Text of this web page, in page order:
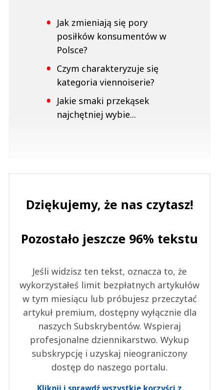
Jak zmieniają się pory
posiłków konsumentów w
Polsce?
Czym charakteryzuje się
kategoria viennoiserie?
Jakie smaki przekąsek
najchętniej wybie...
Dziękujemy, że nas czytasz!
Pozostało jeszcze 96% tekstu
Jeśli widzisz ten tekst, oznacza to, że
wykorzystałeś limit bezpłatnych artykułów
w tym miesiącu lub próbujesz przeczytać
artykuł premium, dostępny wyłącznie dla
naszych Subskrybentów. Wspieraj
profesjonalne dziennikarstwo. Wykup
subskrypcję i uzyskaj nieograniczony
dostęp do naszego portalu.